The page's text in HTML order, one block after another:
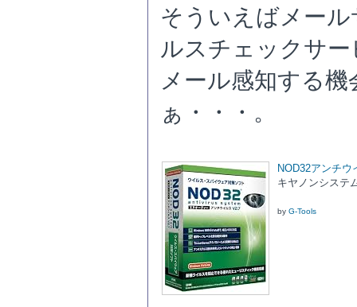
そういえばメー
ルスチェックサ
メール感知する
ぁ・・・。
NOD32アンチ
キヤノンシステ
by G-Tools